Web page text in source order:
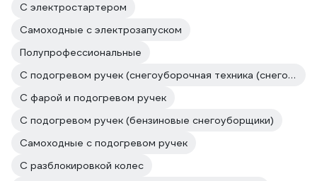
С электростартером
Самоходные с электрозапуском
Полупрофессиональные
С подогревом ручек (снегоуборочная техника (снегоуборщики))
С фарой и подогревом ручек
С подогревом ручек (бензиновые снегоуборщики)
Самоходные с подогревом ручек
С разблокировкой колес